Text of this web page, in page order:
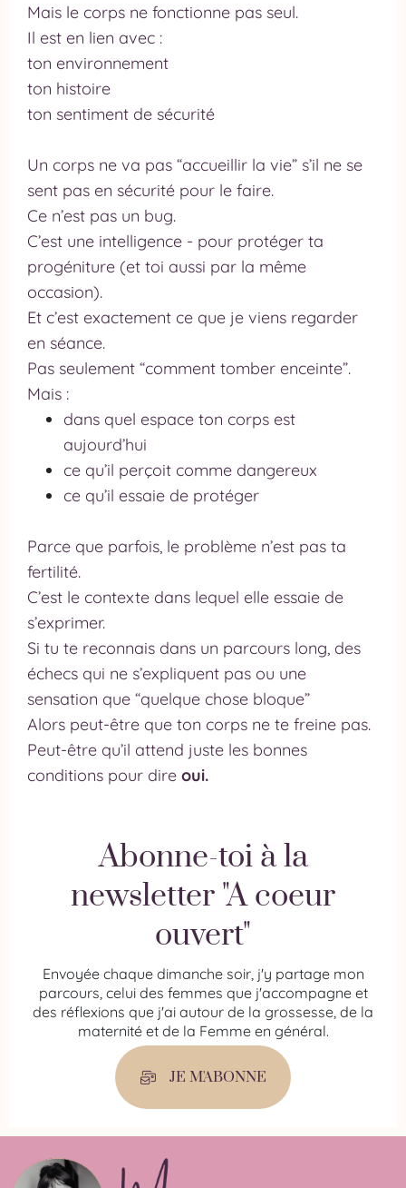
Mais le corps ne fonctionne pas seul.
Il est en lien avec :
ton environnement
ton histoire
ton sentiment de sécurité
Un corps ne va pas “accueillir la vie” s’il ne se
sent pas en sécurité pour le faire.
Ce n’est pas un bug.
C’est une intelligence - pour protéger ta
progéniture (et toi aussi par la même
occasion).
Et c’est exactement ce que je viens regarder
en séance.
Pas seulement “comment tomber enceinte”.
Mais :
dans quel espace ton corps est
aujourd’hui
ce qu’il perçoit comme dangereux
ce qu’il essaie de protéger
Parce que parfois, le problème n’est pas ta
fertilité.
C’est le contexte dans lequel elle essaie de
s’exprimer.
Si tu te reconnais dans un parcours long, des
échecs qui ne s’expliquent pas ou une
sensation que “quelque chose bloque”
Alors peut-être que ton corps ne te freine pas.
Peut-être qu’il attend juste les bonnes
conditions pour dire oui.
Abonne-toi à la
newsletter "A coeur
ouvert"
Envoyée chaque dimanche soir, j'y partage mon
parcours, celui des femmes que j'accompagne et
des réflexions que j'ai autour de la grossesse, de la
maternité et de la Femme en général.
JE M'ABONNE